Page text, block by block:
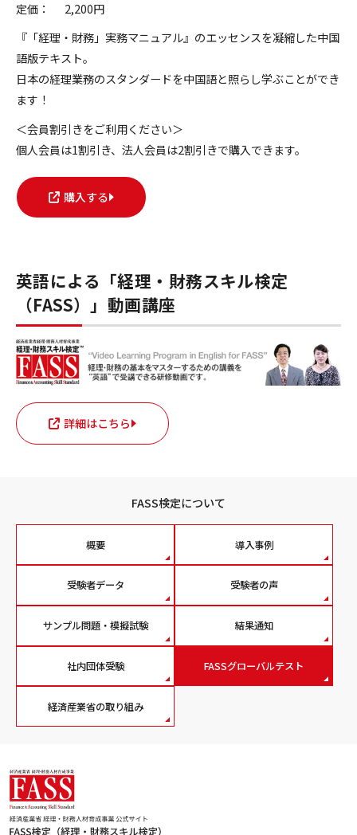
定価：
2,200円
『「経理・財務」実務マニュアル』のエッセンスを凝縮した中国
語版テキスト。
日本の経理業務のスタンダードを中国語と照らし学ぶことができ
ます！
＜会員割引きをご利用ください＞
個人会員は1割引き、法人会員は2割引きで購入できます。
購入する
英語による「経理・財務スキル検定
（FASS）」動画講座
詳細はこちら
FASS検定について
概要 導入事例
受験者データ 受験者の声
サンプル問題・模擬試験 結果通知
社内団体受験 FASSグローバルテスト
経済産業省の取り組み